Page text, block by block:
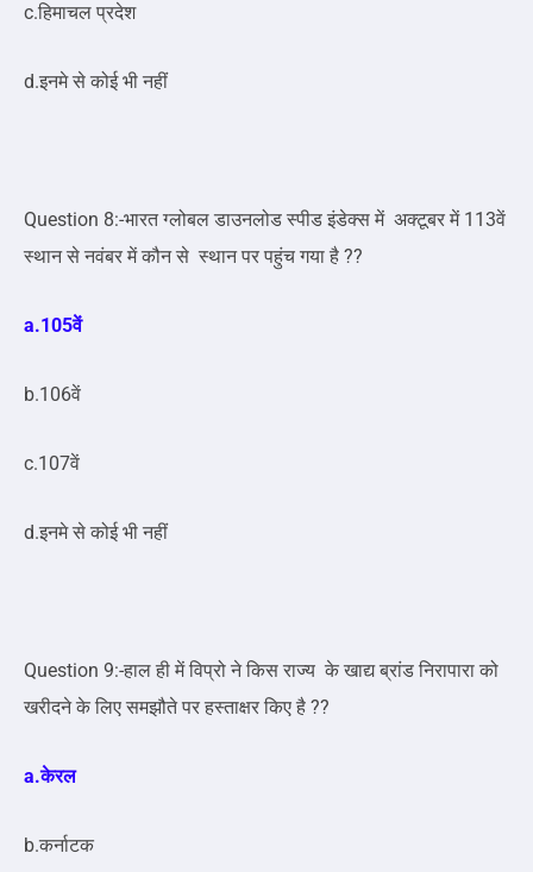
c.हिमाचल प्रदेश
d.इनमे से कोई भी नहीं
Question 8:-भारत ग्लोबल डाउनलोड स्पीड इंडेक्स में अक्टूबर में 113वें
स्थान से नवंबर में कौन से स्थान पर पहुंच गया है ??
a.105वें
b.106वें
c.107वें
d.इनमे से कोई भी नहीं
Question 9:-हाल ही में विप्रो ने किस राज्य के खाद्य ब्रांड निरापारा को
खरीदने के लिए समझौते पर हस्ताक्षर किए है ??
a.केरल
b.कर्नाटक